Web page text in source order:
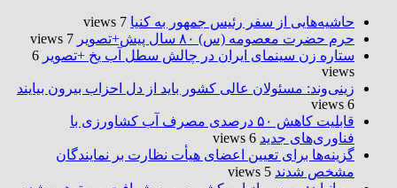
حاشیه‌هایی از سفر رئیس جمهور به کنیا 7 views
حرم حضرت‌ معصومه (س) ۸۰ سال پیش+تصویر
7 views
ستاره زن سینمای ایران در چالش سطل آب یخ +تصویر 6
views
زینی‌وند: مسئولان عالی کشور باید از دل احزاب بیرون بیایند
6 views
قابلیت کاهش ۵۰ درصدی مصرف آب کشاورزی با
فناوری‌های جدید 6 views
گزینه‌ها برای تعیین اعضای هیأت نظارت بر نمایندگان
مشخص شدند 5 views